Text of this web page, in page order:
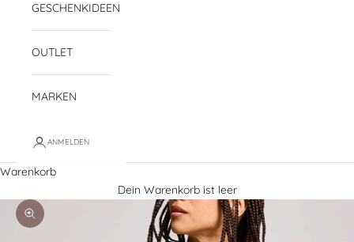
GESCHENKIDEEN
OUTLET
MARKEN
ANMELDEN
Warenkorb
Dein Warenkorb ist leer
Bild vergrößern